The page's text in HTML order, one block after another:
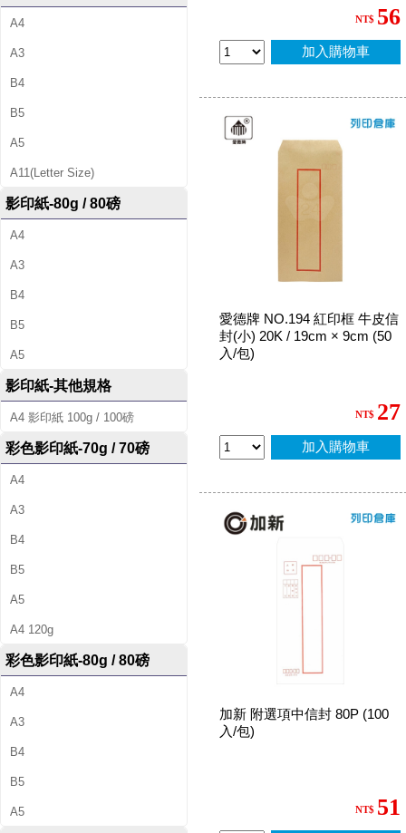
A4
A3
B4
B5
A5
A11(Letter Size)
影印紙-80g / 80磅
A4
A3
B4
B5
A5
影印紙-其他規格
A4 影印紙 100g / 100磅
彩色影印紙-70g / 70磅
A4
A3
B4
B5
A5
A4 120g
彩色影印紙-80g / 80磅
A4
A3
B4
B5
A5
NT$ 56
加入購物車
愛德牌 NO.194 紅印框 牛皮信
封(小) 20K / 19cm × 9cm (50
入/包)
NT$ 27
加入購物車
加新 附選項中信封 80P (100
入/包)
NT$ 51